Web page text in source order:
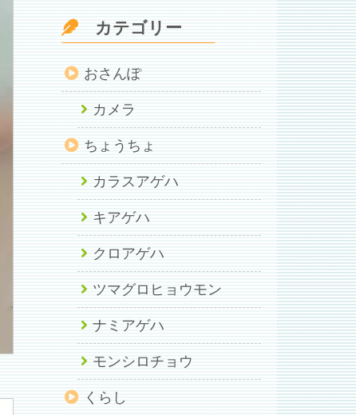
カテゴリー
おさんぽ
カメラ
ちょうちょ
カラスアゲハ
キアゲハ
クロアゲハ
ツマグロヒョウモン
ナミアゲハ
モンシロチョウ
くらし